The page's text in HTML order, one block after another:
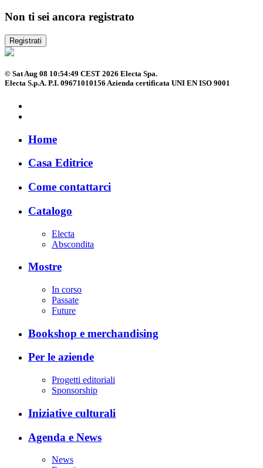
Non ti sei ancora registrato
Registrati
© Sat Aug 08 10:54:49 CEST 2026 Electa Spa.
Electa S.p.A. P.I. 09671010156 Azienda certificata UNI EN ISO 9001
Home
Casa Editrice
Come contattarci
Catalogo
Electa
Abscondita
Mostre
In corso
Passate
Future
Bookshop e merchandising
Per le aziende
Progetti editoriali
Sponsorship
Iniziative culturali
Agenda e News
News